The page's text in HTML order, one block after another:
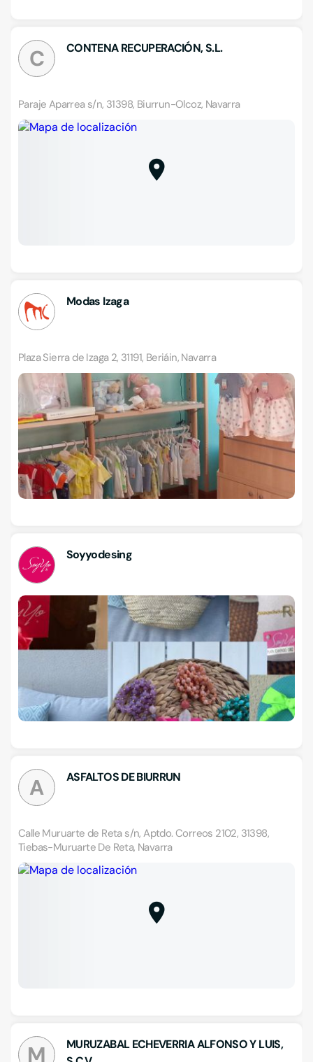
C CONTENA RECUPERACIÓN, S.L.
Paraje Aparrea s/n, 31398, Biurrun-Olcoz, Navarra
Modas Izaga
Plaza Sierra de Izaga 2, 31191, Beriáin, Navarra
Soyyodesing
A ASFALTOS DE BIURRUN
Calle Muruarte de Reta s/n, Aptdo. Correos 2102, 31398,
Tiebas-Muruarte De Reta, Navarra
M
MURUZABAL ECHEVERRIA ALFONSO Y LUIS,